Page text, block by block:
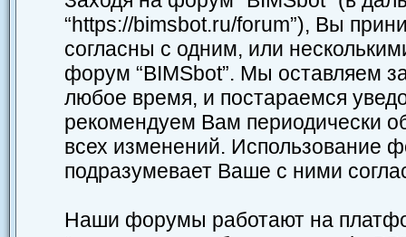
“https://bimsbot.ru/forum”), Вы
согласны с одним, или
форум “BIMSbot”. Мы оставляем
любое время, и постараемся
рекомендуем Вам периодически
всех изменений. Использование
подразумевает Ваше с ними
Наши форумы работают на